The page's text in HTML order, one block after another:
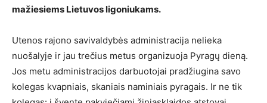
mažiesiems Lietuvos ligoniukams.
Utenos rajono savivaldybės administracija nelieka
nuošalyje ir jau trečius metus organizuoja Pyragų dieną.
Jos metu administracijos darbuotojai pradžiugina savo
kolegas kvapniais, skaniais naminiais pyragais. Ir ne tik